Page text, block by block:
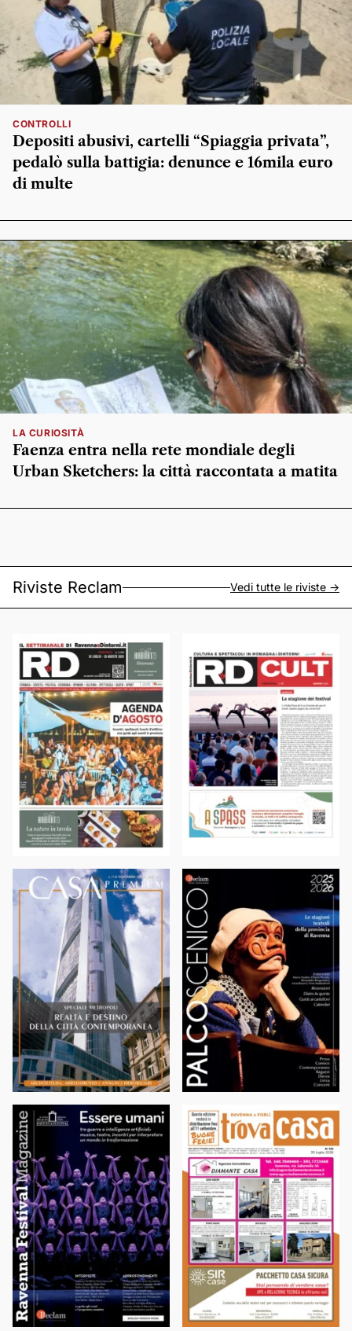
CONTROLLI
Depositi abusivi, cartelli “Spiaggia privata”,
pedalò sulla battigia: denunce e 16mila euro
di multe
LA CURIOSITÀ
Faenza entra nella rete mondiale degli
Urban Sketchers: la città raccontata a matita
Riviste Reclam Vedi tutte le riviste ->